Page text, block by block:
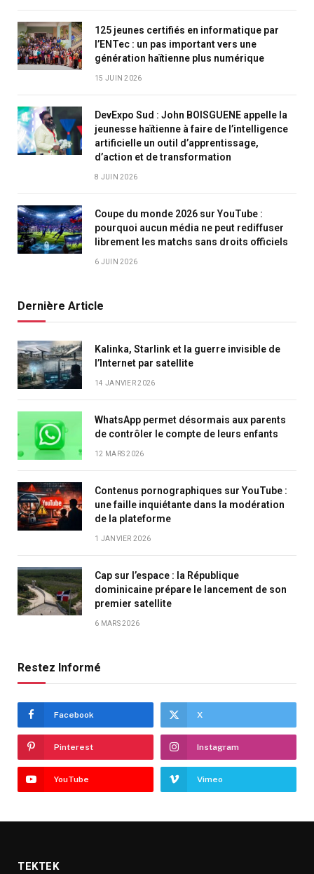
125 jeunes certifiés en informatique par
l’ENTec : un pas important vers une
génération haïtienne plus numérique
15 JUIN 2026
DevExpo Sud : John BOISGUENE appelle la
jeunesse haïtienne à faire de l’intelligence
artificielle un outil d’apprentissage,
d’action et de transformation
8 JUIN 2026
Coupe du monde 2026 sur YouTube :
pourquoi aucun média ne peut rediffuser
librement les matchs sans droits officiels
6 JUIN 2026
Dernière Article
Kalinka, Starlink et la guerre invisible de
l’Internet par satellite
14 JANVIER 2026
WhatsApp permet désormais aux parents
de contrôler le compte de leurs enfants
12 MARS 2026
Contenus pornographiques sur YouTube :
une faille inquiétante dans la modération
de la plateforme
1 JANVIER 2026
Cap sur l’espace : la République
dominicaine prépare le lancement de son
premier satellite
6 MARS 2026
Restez Informé
Facebook X
Pinterest Instagram
YouTube Vimeo
TEKTEK